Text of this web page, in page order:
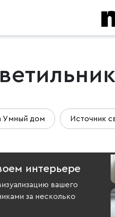
Умный дом Источник
интерьере
вашего
за несколько